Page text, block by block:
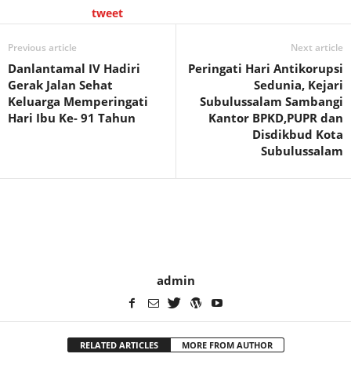
tweet
Previous article
Danlantamal IV Hadiri
Gerak Jalan Sehat
Keluarga Memperingati
Hari Ibu Ke- 91 Tahun
Next article
Peringati Hari Antikorupsi
Sedunia, Kejari
Subulussalam Sambangi
Kantor BPKD,PUPR dan
Disdikbud Kota
Subulussalam
admin
RELATED ARTICLES MORE FROM AUTHOR